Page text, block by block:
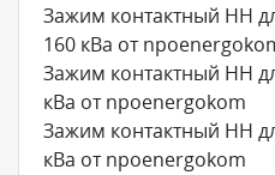
Зажим контактный НН
160 кВа от
Зажим контактный НН
кВа от npoenergokom
Зажим контактный НН
кВа от npoenergokom